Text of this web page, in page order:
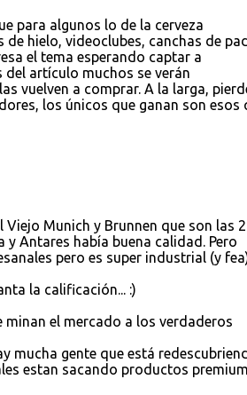
para algunos lo de la cerveza
hielo, videoclubes, canchas de
el tema esperando captar a
artículo muchos se verán
vuelven a comprar. A la larga,
los únicos que ganan son esos
Munich y Brunnen que son las 2
y Antares había buena calidad. Pero
pero es super industrial (y
la calificación... :)
minan el mercado a los verdaderos
mucha gente que está
estan sacando productos